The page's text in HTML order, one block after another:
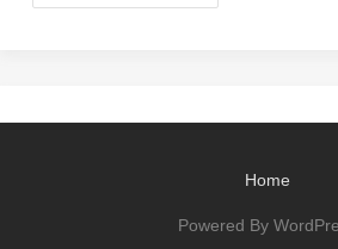
Home
Powered By